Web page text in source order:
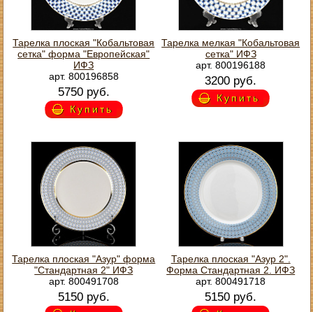
Тарелка плоская "Кобальтовая
сетка" форма "Европейская"
ИФЗ
арт. 800196858
5750 руб.
Купить
Тарелка мелкая "Кобальтовая
сетка" ИФЗ
арт. 800196188
3200 руб.
Купить
Тарелка плоская "Азур" форма
"Стандартная 2" ИФЗ
арт. 800491708
5150 руб.
Тарелка плоская "Азур 2".
Форма Стандартная 2. ИФЗ
арт. 800491718
5150 руб.